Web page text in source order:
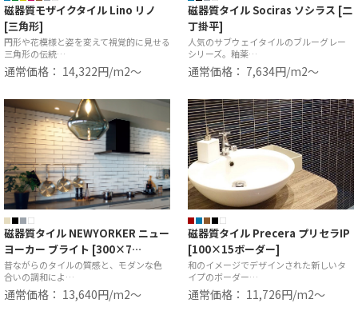
磁器質モザイクタイル Lino リノ
[三角形]
円形や花模様と姿を変えて視覚的に見せる
三角形の伝統…
通常価格： 14,322円/m2〜
磁器質タイル Sociras ソシラス [二
丁掛平]
人気のサブウェイタイルのブルーグレー
シリーズ。釉薬…
通常価格： 7,634円/m2〜
磁器質タイル NEWYORKER ニュー
ヨーカー ブライト [300×7…
昔ながらのタイルの質感と、モダンな色
合いの調和によ…
通常価格： 13,640円/m2〜
磁器質タイル Precera プリセラIP
[100×15ボーダー]
和のイメージでデザインされた新しいタ
イプのボーダー…
通常価格： 11,726円/m2〜